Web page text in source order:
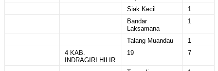
Siak Kecil
1
Bandar
Laksamana
1
Talang Muandau
1
4 KAB.
INDRAGIRI HILIR
19 7